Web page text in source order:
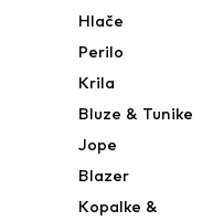
Hlače
Perilo
Krila
Bluze & Tunike
Jope
Blazer
Kopalke &